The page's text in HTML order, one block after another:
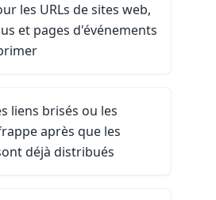
les URLs de sites web,
et pages d'événements
liens brisés ou les
après que les
déjà distribués